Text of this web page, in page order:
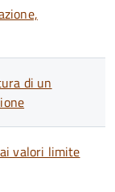
di un
valori limite